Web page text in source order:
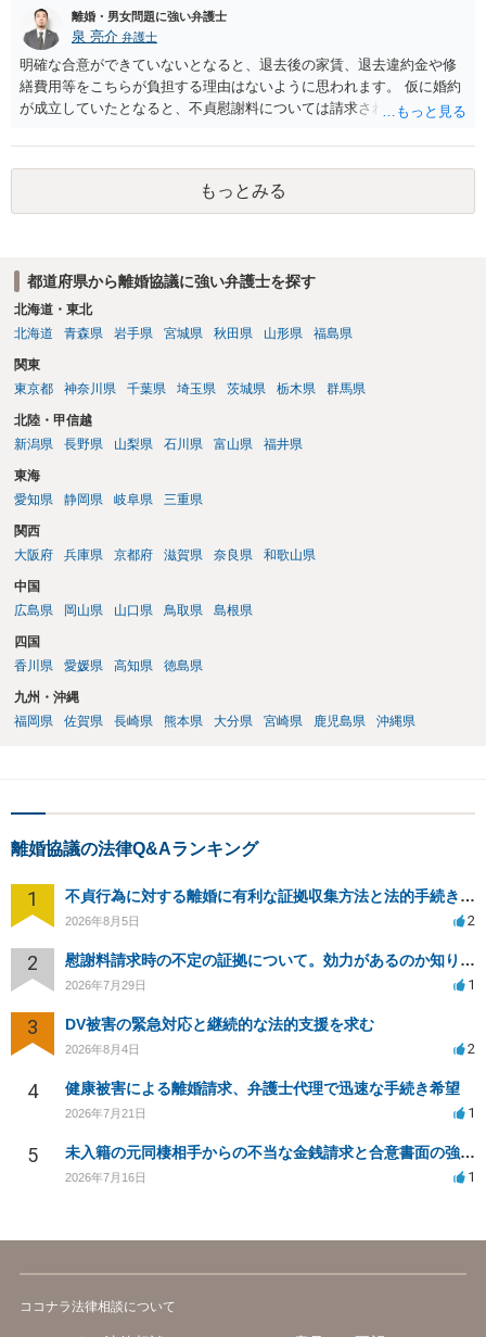
離婚・男女問題に強い弁護士
泉 亮介 弁護士
明確な合意ができていないとなると、退去後の家賃、退去違約金や修
繕費用等をこちらが負担する理由はないように思われます。 仮に婚約
が成立していたとなると、不貞慰謝料については請求される可能性が
れば早めに弁護士に相談し、弁護士から回答をさせると良いでしょ
う。
もっとみる
都道府県から離婚協議に強い弁護士を探す
北海道・東北
北海道
青森県 岩手県 宮城県 秋田県 山形県 福島県
関東
東京都
神奈川県 千葉県 埼玉県 茨城県 栃木県 群馬県
北陸・甲信越
新潟県
長野県 山梨県 石川県 富山県 福井県
東海
愛知県
静岡県 岐阜県 三重県
関西
大阪府
兵庫県 京都府 滋賀県 奈良県 和歌山県
中国
広島県
岡山県 山口県 鳥取県 島根県
四国
香川県
愛媛県 高知県 徳島県
九州・沖縄
福岡県
佐賀県 長崎県 熊本県 大分県 宮崎県 鹿児島県 沖縄県
離婚協議の法律Q&Aランキング
1 不貞行為に対する離婚に有利な証拠収集方法と法的手続きについて
2026年8月5日 2
2 慰謝料請求時の不定の証拠について。効力があるのか知りたい。
2026年7月29日 1
3 DV被害の緊急対応と継続的な法的支援を求む
2026年8月4日 2
4 健康被害による離婚請求、弁護士代理で迅速な手続き希望
2026年7月21日 1
5 未入籍の元同棲相手からの不当な金銭請求と合意書面の強要について
2026年7月16日 1
ココナラ法律相談について